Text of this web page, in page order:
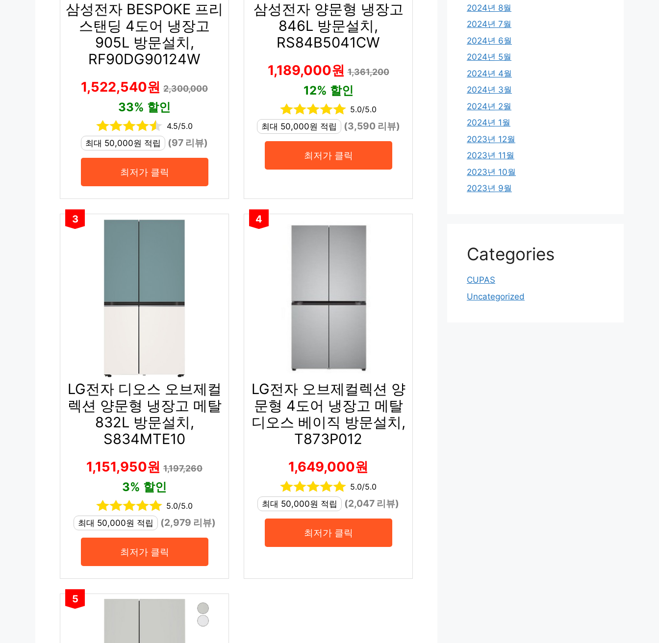
삼성전자 BESPOKE 프리
스탠딩 4도어 냉장고
905L 방문설치,
RF90DG90124W
1,522,540원 2,300,000
33% 할인
4.5/5.0
최대 50,000원 적립
(97 리뷰)
최저가 클릭
삼성전자 양문형 냉장고
846L 방문설치,
RS84B5041CW
1,189,000원1,361,200
12% 할인
5.0/5.0
최대 50,000원 적립
(3,590 리뷰)
최저가 클릭
3
LG전자 디오스 오브제컬
렉션 양문형 냉장고 메탈
832L 방문설치,
S834MTE10
1,151,950원 1,197,260
3% 할인
5.0/5.0
최대 50,000원 적립
(2,979 리뷰)
최저가 클릭
4
LG전자 오브제컬렉션 양
문형 4도어 냉장고 메탈
디오스 베이직 방문설치,
T873P012
1,649,000원
5.0/5.0
최대 50,000원 적립
(2,047 리뷰)
최저가 클릭
5
2024년 8월
2024년 7월
2024년 6월
2024년 5월
2024년 4월
2024년 3월
2024년 2월
2024년 1월
2023년 12월
2023년 11월
2023년 10월
2023년 9월
Categories
CUPAS
Uncategorized